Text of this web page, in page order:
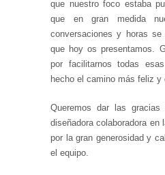
que nuestro foco estaba
que en gran medida
conversaciones y horas
que hoy os presentamos.
por facilitarnos todas
hecho el camino más feliz y
Queremos dar las
diseñadora colaboradora en
por la gran generosidad y
el equipo.